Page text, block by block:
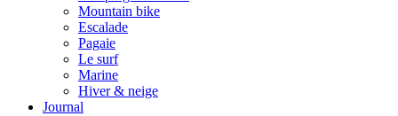
Mountain bike
Escalade
Pagaie
Le surf
Marine
Hiver & neige
Journal